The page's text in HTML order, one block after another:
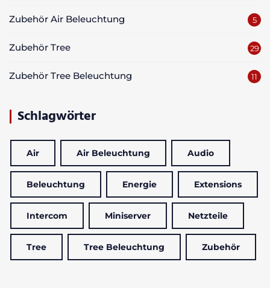
Zubehör Air Beleuchtung 5
Zubehör Tree 29
Zubehör Tree Beleuchtung 11
Schlagwörter
Air Air Beleuchtung Audio
Beleuchtung Energie Extensions
Intercom Miniserver Netzteile
Tree Tree Beleuchtung Zubehör